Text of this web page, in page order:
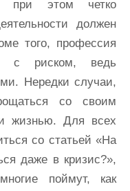
при этом четко
должен
того, профессия
с риском, ведь
Нередки случаи,
со своим
жизнью. Для всех
со статьей «На
даже в кризис?»,
поймут, как